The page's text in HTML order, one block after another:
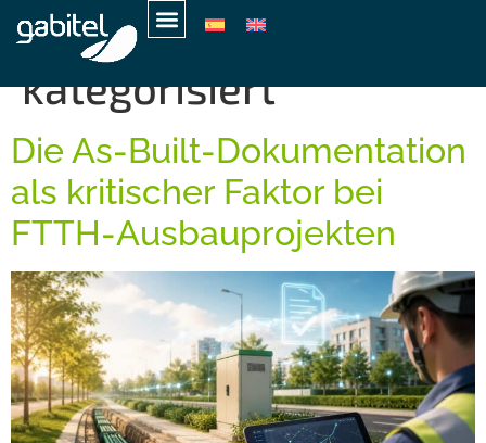
Kategorie: Nicht
kategorisiert
Die As-Built-Dokumentation
als kritischer Faktor bei
FTTH-Ausbauprojekten